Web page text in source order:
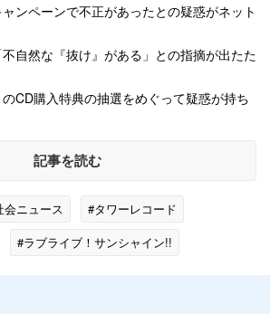
ンペーンで不正があったとの疑惑がネット
自然な『抜け』がある」との指摘が出たた
CD購入特典の抽選をめぐって疑惑が持ち
記事を読む
会ニュース
#タワーレコード
#ラブライブ！サンシャイン!!